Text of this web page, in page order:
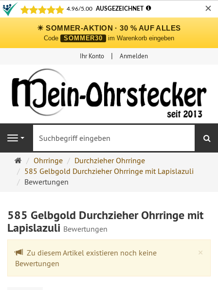
✕
☀ SOMMER-AKTION · 30 % AUF ALLES
Code SOMMER30 im Warenkorb eingeben
Ihr Konto Anmelden
Navigation
Ohrringe
Ohrstecker
Onlineshop
Ohrringe
Durchzieher Ohrringe
585 Gelbgold Durchzieher Ohrringe mit Lapislazuli
Bewertungen
585 Gelbgold Durchzieher Ohrringe mit
Lapislazuli Bewertungen
×
Zu diesem Artikel existieren noch keine
Bewertungen